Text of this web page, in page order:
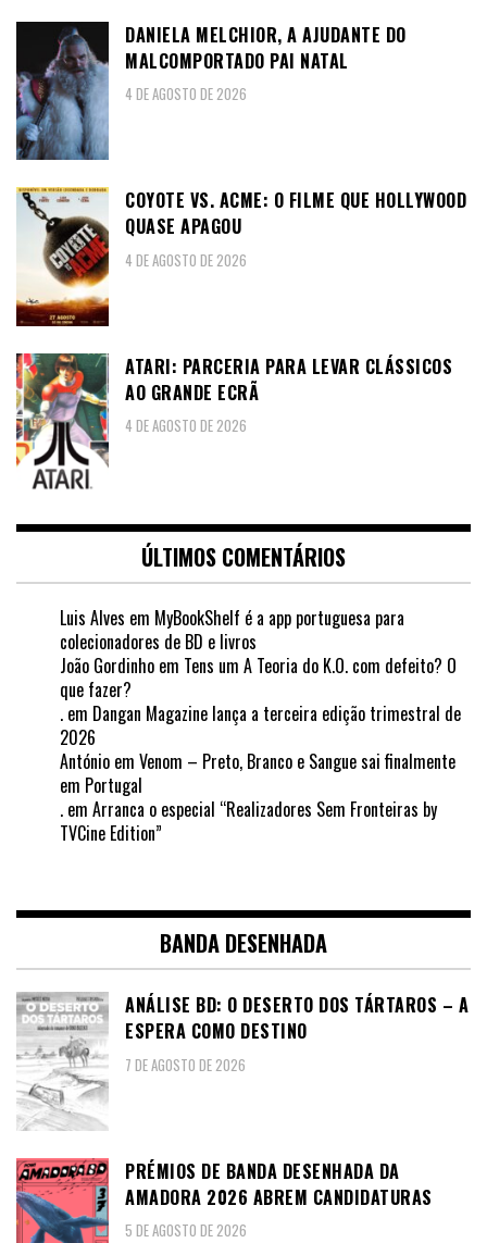
DANIELA MELCHIOR, A AJUDANTE DO
MALCOMPORTADO PAI NATAL
4 DE AGOSTO DE 2026
COYOTE VS. ACME: O FILME QUE HOLLYWOOD
QUASE APAGOU
4 DE AGOSTO DE 2026
ATARI: PARCERIA PARA LEVAR CLÁSSICOS
AO GRANDE ECRÃ
4 DE AGOSTO DE 2026
ÚLTIMOS COMENTÁRIOS
Luis Alves em MyBookShelf é a app portuguesa para
colecionadores de BD e livros
João Gordinho em Tens um A Teoria do K.O. com defeito? O
que fazer?
. em Dangan Magazine lança a terceira edição trimestral de
2026
António em Venom – Preto, Branco e Sangue sai finalmente
em Portugal
. em Arranca o especial “Realizadores Sem Fronteiras by
TVCine Edition”
BANDA DESENHADA
ANÁLISE BD: O DESERTO DOS TÁRTAROS – A
ESPERA COMO DESTINO
7 DE AGOSTO DE 2026
PRÉMIOS DE BANDA DESENHADA DA
AMADORA 2026 ABREM CANDIDATURAS
5 DE AGOSTO DE 2026